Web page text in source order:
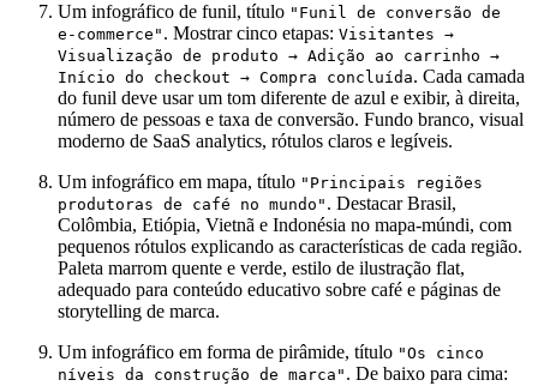
Um infográfico de funil, título "Funil de conversão de
e-commerce" . Mostrar cinco etapas: Visitantes →
Visualização de produto → Adição ao carrinho →
Início do checkout → Compra concluída. Cada camada
do funil deve usar um tom diferente de azul e exibir, à direita,
número de pessoas e taxa de conversão. Fundo branco, visual
moderno de SaaS analytics, rótulos claros e legíveis.
Um infográfico em mapa, título "Principais regiões
produtoras de café no mundo" . Destacar Brasil,
Colômbia, Etiópia, Vietnã e Indonésia no mapa-múndi, com
pequenos rótulos explicando as características de cada região.
Paleta marrom quente e verde, estilo de ilustração flat,
adequado para conteúdo educativo sobre café e páginas de
storytelling de marca.
Um infográfico em forma de pirâmide, título "Os cinco
níveis da construção de marca" . De baixo para cima: